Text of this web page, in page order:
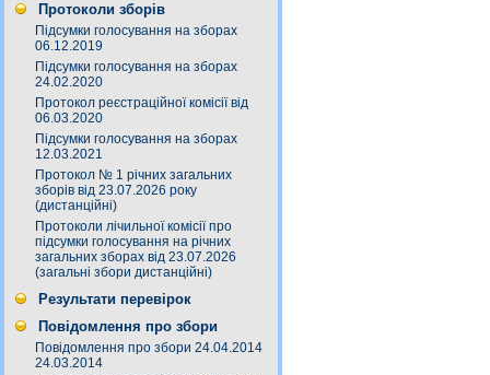
Протоколи зборів
Підсумки голосування на зборах
06.12.2019
Підсумки голосування на зборах
24.02.2020
Протокол реєстраційної комісії від
06.03.2020
Підсумки голосування на зборах
12.03.2021
Протокол № 1 річних загальних
зборів від 23.07.2026 року
(дистанційні)
Протоколи лічильної комісії про
підсумки голосування на річних
загальних зборах від 23.07.2026
(загальні збори дистанційні)
Результати перевірок
Повідомлення про збори
Повідомлення про збори 24.04.2014
24.03.2014